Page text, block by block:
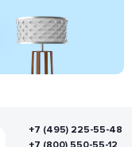
+7 (495) 225-55-48